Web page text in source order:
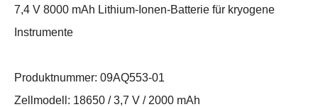
7,4 V 8000 mAh Lithium-Ionen-Batterie für kryogene
Instrumente
Produktnummer: 09AQ553-01
Zellmodell: 18650 / 3,7 V / 2000 mAh